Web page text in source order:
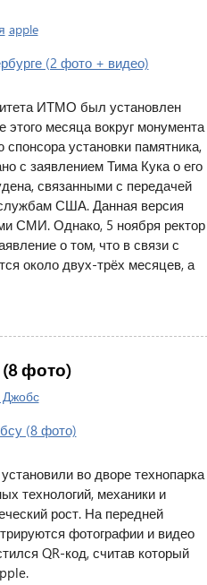
apple
ИТМО был установлен
месяца вокруг монумента
установки памятника,
с заявлением Тима Кука о его
связанными с передачей
США. Данная версия
СМИ. Однако, 5 ноября ректор
о том, что в связи с
около двух-трёх месяцев, а
фото)
Джобс
во дворе технопарка
технологий, механики и
рост. На передней
фотографии и видео
QR-код, считав который